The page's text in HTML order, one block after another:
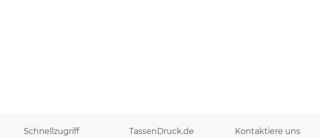
Schnellzugriff TassenDruck.de Kontaktiere uns